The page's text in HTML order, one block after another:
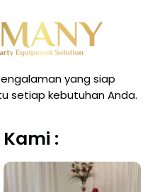
yang siap
setiap kebutuhan Anda.
: